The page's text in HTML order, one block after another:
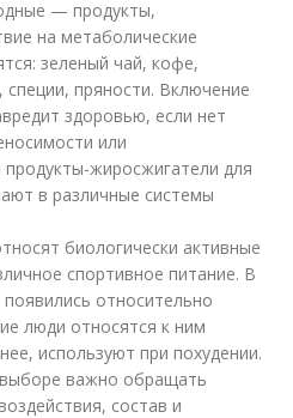
— продукты,
на метаболические
зеленый чай, кофе,
пряности. Включение
здоровью, если нет
или
жиросжигатели для
в различные системы
биологически активные
спортивное питание. В
относительно
люди относятся к ним
используют при похудении.
важно обращать
состав и